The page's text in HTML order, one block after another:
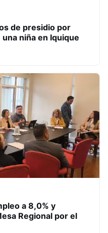
de presidio por
niña en Iquique
a 8,0% y
Regional por el